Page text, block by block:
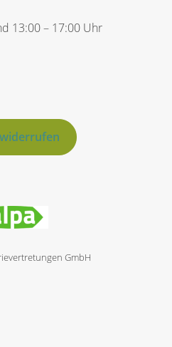
13:00 – 17:00 Uhr
GmbH